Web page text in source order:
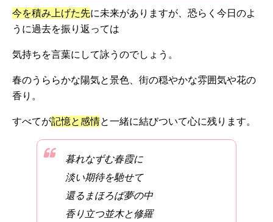
今を積み上げた先に未来がありますが、恐らく今日のよ
うに過去を振り返っては
気持ちを言葉にして詠うのでしょう。
春のうららかな陽気と景色、街の穏やかな雰囲気や花の
香り。
すべてが記憶と感情と一緒に結びついて心に残ります。
暮れなずむ春霞に
淡い期待を馳せて
還るまほろば夢の中
香り立つ並木と修羅